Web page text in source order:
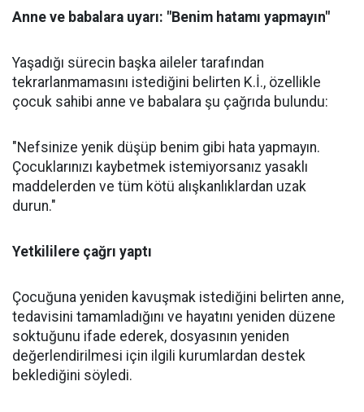
Anne ve babalara uyarı: "Benim hatamı yapmayın"
Yaşadığı sürecin başka aileler tarafından
tekrarlanmamasını istediğini belirten K.İ., özellikle
çocuk sahibi anne ve babalara şu çağrıda bulundu:
"Nefsinize yenik düşüp benim gibi hata yapmayın.
Çocuklarınızı kaybetmek istemiyorsanız yasaklı
maddelerden ve tüm kötü alışkanlıklardan uzak
durun."
Yetkililere çağrı yaptı
Çocuğuna yeniden kavuşmak istediğini belirten anne,
tedavisini tamamladığını ve hayatını yeniden düzene
soktuğunu ifade ederek, dosyasının yeniden
değerlendirilmesi için ilgili kurumlardan destek
beklediğini söyledi.